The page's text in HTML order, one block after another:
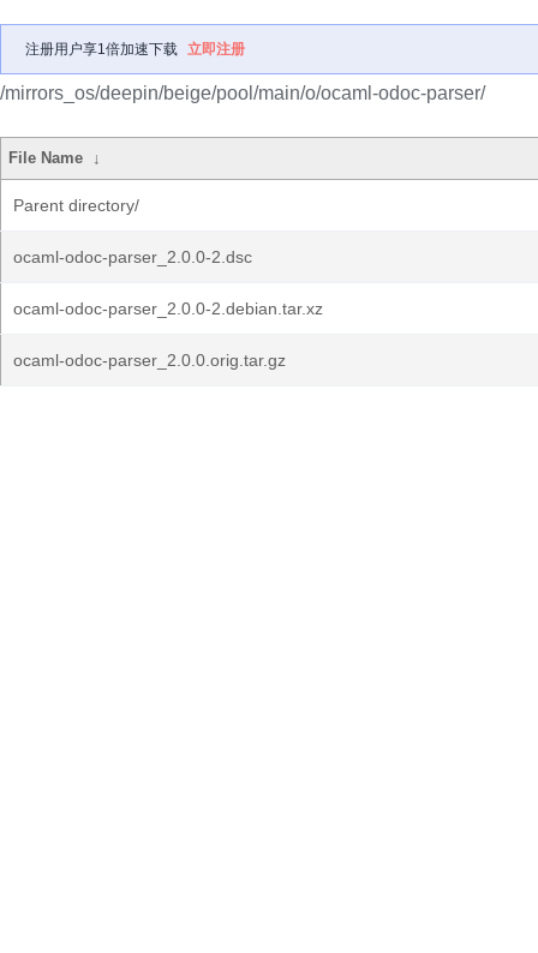
注册用户享1倍加速下载 立即注册
/mirrors_os/deepin/beige/pool/main/o/ocaml-odoc-parser/
File Name ↓
Parent directory/
ocaml-odoc-parser_2.0.0-2.dsc
ocaml-odoc-parser_2.0.0-2.debian.tar.xz
ocaml-odoc-parser_2.0.0.orig.tar.gz